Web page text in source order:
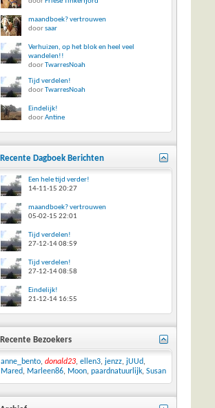
maandboek? vertrouwen
doorsaar
Verhuizen, op het blok en heel veel
wandelen!!
doorTwarresNoah
Tijd verdelen!
doorTwarresNoah
Eindelijk!
doorAntine
Recente Dagboek Berichten
Een hele tijd verder!
14-11-15 20:27
maandboek? vertrouwen
05-02-15 22:01
Tijd verdelen!
27-12-1408:59
Tijd verdelen!
27-12-1408:58
Eindelijk!
21-12-14 16:55
Recente Bezoekers
anne_bento, donald23, ellen3, jenzz, jUUd,
Mared, Marleen86, Moon, paardnatuurlijk, Susan